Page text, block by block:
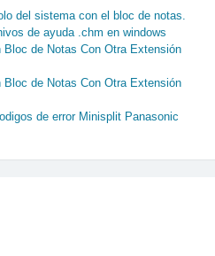
del sistema con el bloc de notas.
de ayuda .chm en windows
Bloc de Notas Con Otra Extensión
Bloc de Notas Con Otra Extensión
de error Minisplit Panasonic